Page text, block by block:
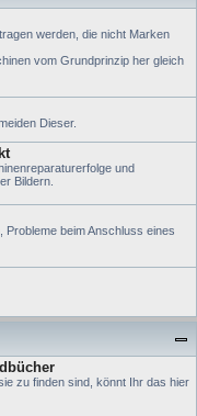
werden, die nicht Marken
vom Grundprinzip her gleich
Dieser.
und
Bildern.
Probleme beim Anschluss eines
zu finden sind, könnt Ihr das hier